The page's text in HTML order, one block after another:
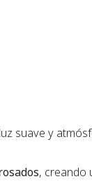
suave y
, creando